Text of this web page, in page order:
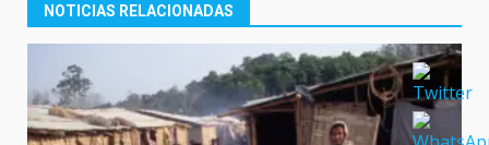
NOTICIAS RELACIONADAS